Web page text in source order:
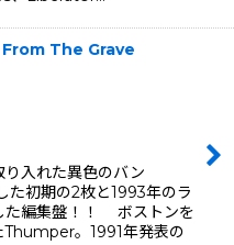
The Grave
入れた異色のバン
た初期の2枚と1993年のラ
た編集盤！！ ボストンを
Thumper。1991年発表の